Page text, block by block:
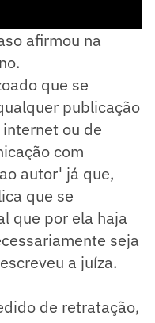
afirmou na
que se
publicação
ou de
com
autor' já que,
que se
que por ela haja
seja
a juíza.
de retratação,